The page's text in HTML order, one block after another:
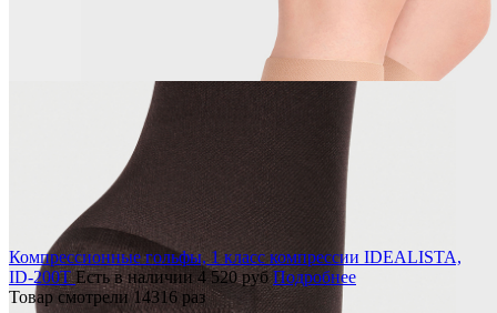
Компрессионные гольфы, 1 класс компрессии IDEALISTA,
ID-200TЕсть в наличии 4 520руб Подробнее
Товар смотрели14316 раз